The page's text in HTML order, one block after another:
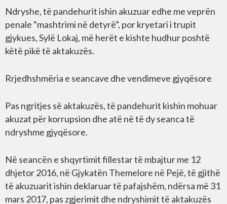
Ndryshe, të pandehurit ishin akuzuar edhe me veprën
penale “mashtrimi në detyrë”, por kryetari i trupit
gjykues, Sylë Lokaj, më herët e kishte hudhur poshtë
këtë pikë të aktakuzës.
Rrjedhshmëria e seancave dhe vendimeve gjyqësore
Pas ngritjes së aktakuzës, të pandehurit kishin mohuar
akuzat për korrupsion dhe atë në të dy seanca të
ndryshme gjyqësore.
Në seancën e shqyrtimit fillestar të mbajtur me 12
dhjetor 2016, në Gjykatën Themelore në Pejë, të gjithë
të akuzuarit ishin deklaruar të pafajshëm, ndërsa më 31
mars 2017, pas zgjerimit dhe ndryshimit të aktakuzës